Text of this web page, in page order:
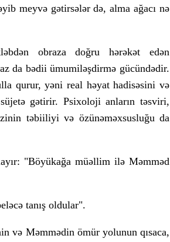
meyvə gətirsələr də, alma ağacı nə
obraza doğru hərəkət edən
da bədii ümumiləşdirmə gücündədir.
qurur, yəni real həyat hadisəsini və
gətirir. Psixoloji anların təsviri,
təbiiliyi və özünəməxsusluğu da
"Böyükağa müəllim ilə Məmməd
tanış oldular".
və Məmmədin ömür yolunun qısaca,